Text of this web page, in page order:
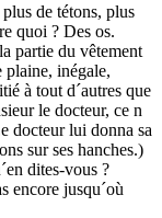
de tétons, plus
quoi ? Des os.
partie du vêtement
inégale,
à tout d´autres que
le docteur, ce n
docteur lui donna sa
sur ses hanches.)
dites-vous ?
encore jusqu´où